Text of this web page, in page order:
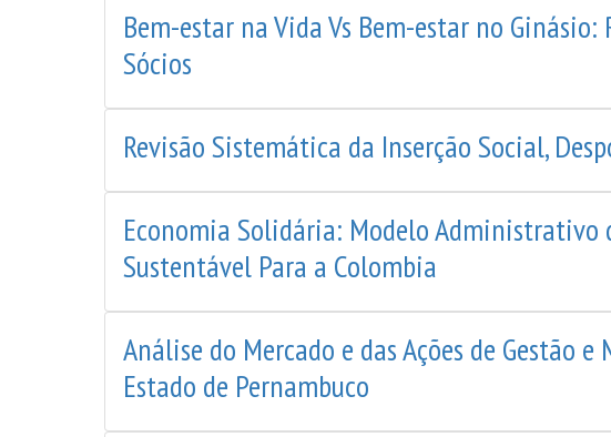
Bem-estar na Vida Vs Bem-estar no Ginásio:
Sócios
Revisão Sistemática da Inserção Social,
Economia Solidária: Modelo Administrativo
Sustentável Para a Colombia
Análise do Mercado e das Ações de Gestão
Estado de Pernambuco